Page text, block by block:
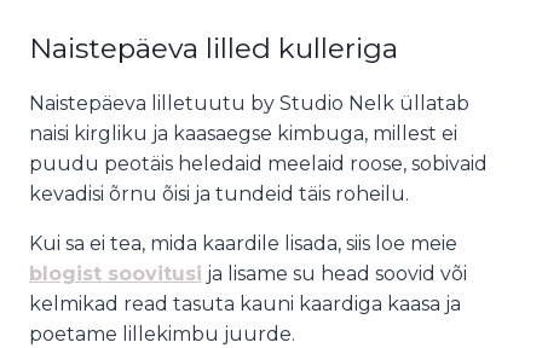
Naistepäeva lilled kulleriga
Naistepäeva lilletuutu by Studio Nelk üllatab
naisi kirgliku ja kaasaegse kimbuga, millest ei
puudu peotäis heledaid meelaid roose, sobivaid
kevadisi õrnu õisi ja tundeid täis roheilu.
Kui sa ei tea, mida kaardile lisada, siis loe meie
blogist soovitusi ja lisame su head soovid või
kelmikad read tasuta kauni kaardiga kaasa ja
poetame lillekimbu juurde.